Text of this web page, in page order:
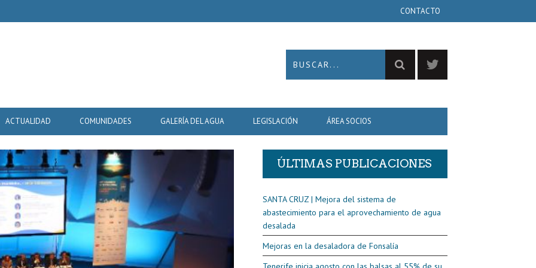
CONTACTO
ACTUALIDAD COMUNIDADES GALERÍA DEL AGUA LEGISLACIÓN ÁREA SOCIOS
ÚLTIMAS PUBLICACIONES
SANTA CRUZ | Mejora del sistema de
abastecimiento para el aprovechamiento de agua
desalada
Mejoras en la desaladora de Fonsalía